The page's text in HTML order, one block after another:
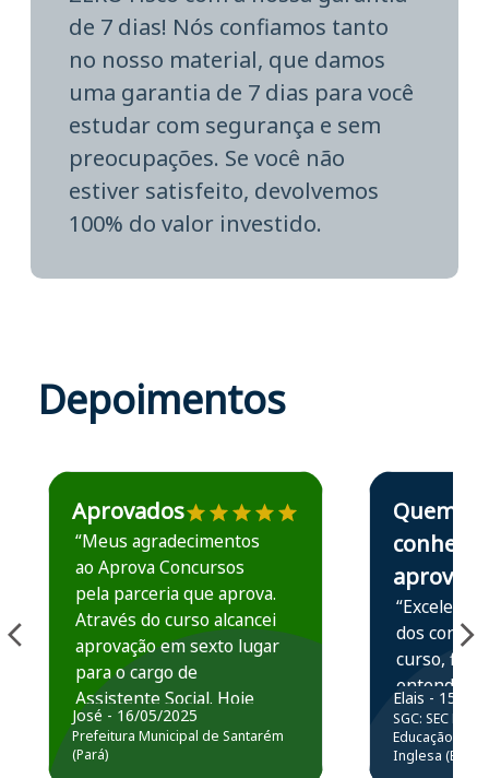
de 7 dias! Nós confiamos tanto
no nosso material, que damos
uma garantia de 7 dias para você
estudar com segurança e sem
preocupações. Se você não
estiver satisfeito, devolvemos
100% do valor investido.
Depoimentos
Estudante José recomenda o Aprova Concursos em
Aprovados
“Meus agradecimentos
ao Aprova Concursos
pela parceria que aprova.
Através do curso alcancei
aprovação em sexto lugar
para o cargo de
Assistente Social. Hoje
estou atuando na
Prefeitura de Santarém.
José - 16/05/2025
Prefeitura Municipal de Santarém
(Pará)
Estudante Elais
Quem
conhece,
aprova
“Excelente
dos
curso,
entender e
prática
resolução
questões.”
Elais - 15/07/
SGC: SEC BA
Educação
Inglesa (Edital